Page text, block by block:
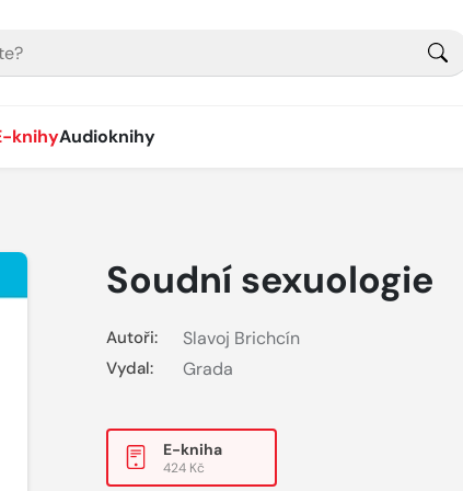
knihyAudioknihy
Soudní sexuologie
Autoři: Slavoj Brichcín
Vydal: Grada
E-kniha
424 Kč